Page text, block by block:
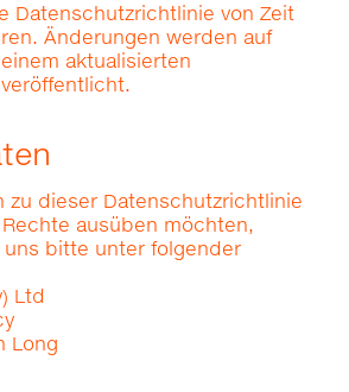
Datenschutzrichtlinie von Zeit
Änderungen werden auf
aktualisierten
zu dieser Datenschutzrichtlinie
ausüben möchten,
uns bitte unter folgender
Ltd
Long